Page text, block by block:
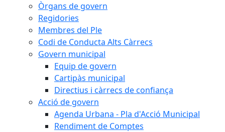
Òrgans de govern
Regidories
Membres del Ple
Codi de Conducta Alts Càrrecs
Govern municipal
Equip de govern
Cartipàs municipal
Directius i càrrecs de confiança
Acció de govern
Agenda Urbana - Pla d'Acció Municipal
Rendiment de Comptes